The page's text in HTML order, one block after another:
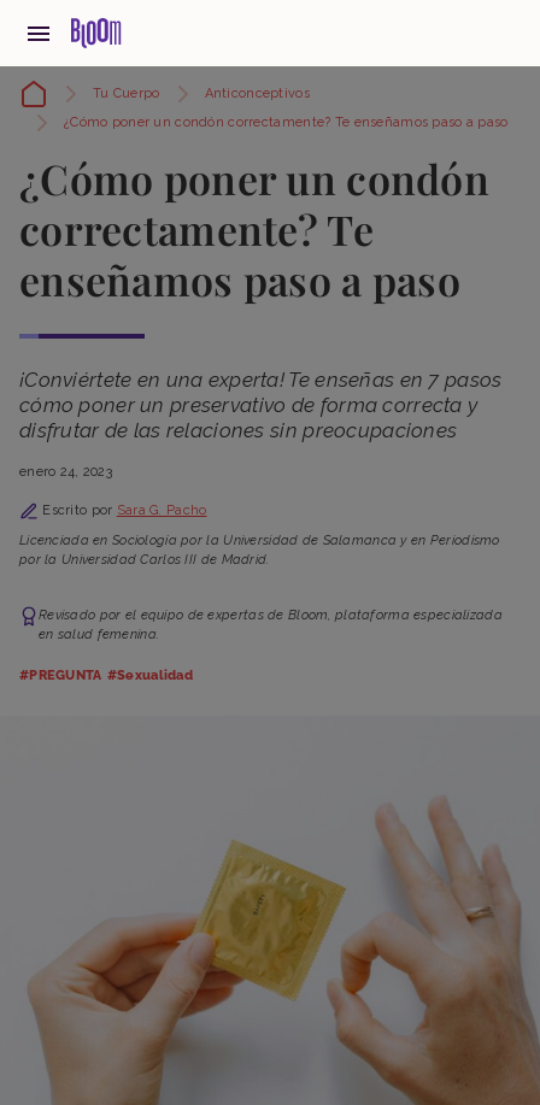
Tu Cuerpo
Anticonceptivos
¿Cómo poner un condón correctamente? Te enseñamos paso a paso
¿Cómo poner un condón
correctamente? Te
enseñamos paso a paso
¡Conviértete en una experta! Te enseñas en 7 pasos
cómo poner un preservativo de forma correcta y
disfrutar de las relaciones sin preocupaciones
enero 24, 2023
Escrito por Sara G. Pacho
Licenciada en Sociología por la Universidad de Salamanca y en Periodismo
por la Universidad Carlos III de Madrid.
Revisado por el equipo de expertas de Bloom, plataforma especializada
en salud femenina.
#PREGUNTA #Sexualidad